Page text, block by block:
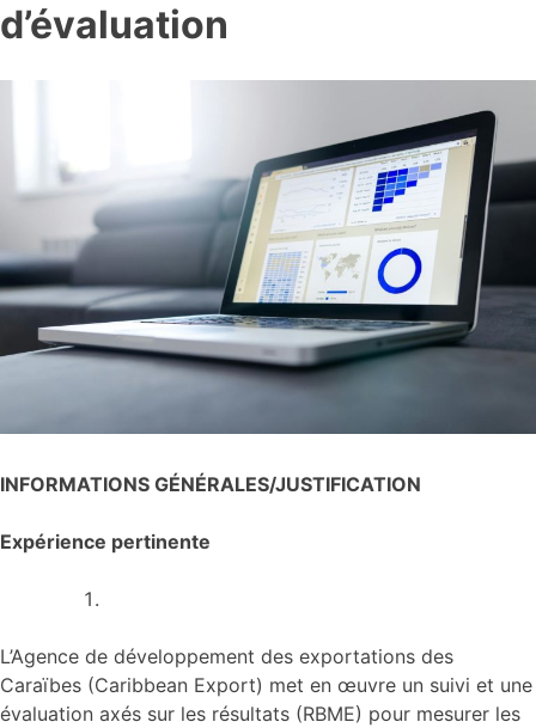
d’évaluation
INFORMATIONS GÉNÉRALES/JUSTIFICATION
Expérience pertinente
L’Agence de développement des exportations des
Caraïbes (Caribbean Export) met en œuvre un suivi et une
évaluation axés sur les résultats (RBME) pour mesurer les